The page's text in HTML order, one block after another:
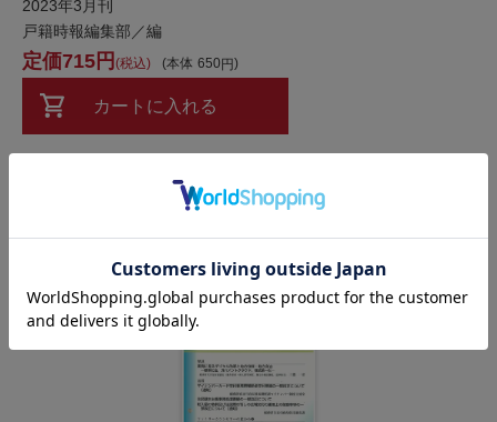
2023年3月刊
戸籍時報編集部／編
本体 650
715 税込
カートに入れる
お気に入りに追加